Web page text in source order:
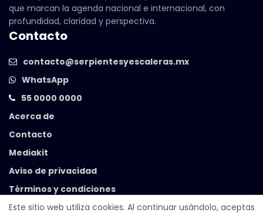
que marcan la agenda nacional e internacional, con
profundidad, claridad y perspectiva.
Contacto
contacto@serpientesyescaleras.mx
WhatsApp
55 0000 0000
Acerca de
Contacto
Mediakit
Aviso de privacidad
Términos y condiciones
Este sitio web utiliza cookies. Al continuar usándolo, aceptas